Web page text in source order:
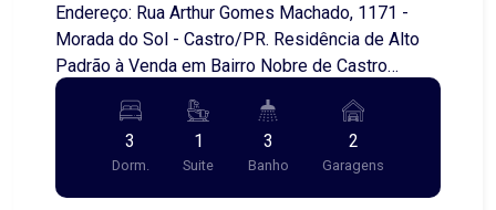
Endereço: Rua Arthur Gomes Machado, 1171 -
Morada do Sol - Castro/PR. Residência de Alto
Padrão à Venda em Bairro Nobre de Castro
Apresentamos um imóvel excepcional, localizado
em um dos bairros mais valorizados de Castro,
ideal para quem busca conforto, elegância e
qualidade de vida. Construída em um terreno de
560,00 metros quadrados, esta residência conta
3
Dorm.
1
Suite
3
Banho
2
Garagens